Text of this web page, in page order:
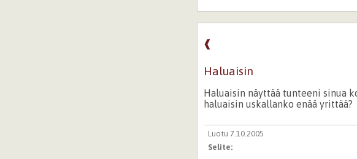
❰
Haluaisin
Haluaisin näyttää tunteeni sinua
haluaisin uskallanko enää yrittää?
Luotu 7.10.2005
Selite: